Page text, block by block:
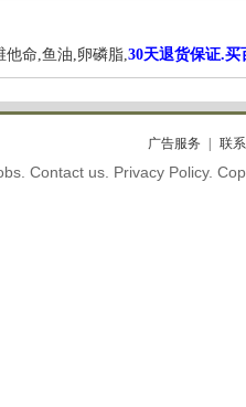
他命,鱼油,卵磷脂,30天退货保证.买
广告服务 联
Contact us. Privacy Policy.